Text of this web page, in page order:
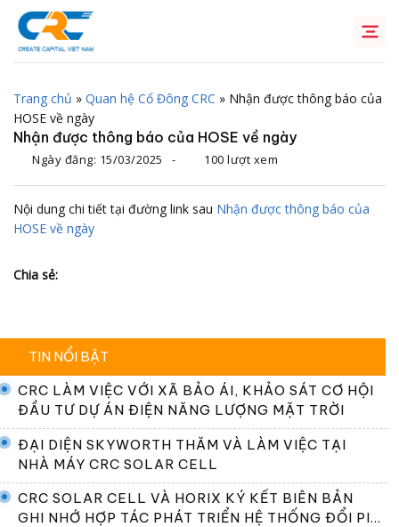
Chuyển
đến
dung
Trang chủ » Quan hệ Cổ Đông CRC » Nhận được thông báo của
HOSE về ngày
Nhận được thông báo của HOSE về ngày
Ngày đăng: 15/03/2025 - 100 lượt xem
Nội dung chi tiết tại đường link sau Nhận được thông báo của
HOSE về ngày
Chia sẻ:
TIN NỔI BẬT
CRC LÀM VIỆC VỚI XÃ BẢO ÁI, KHẢO SÁT CƠ HỘI
ĐẦU TƯ DỰ ÁN ĐIỆN NĂNG LƯỢNG MẶT TRỜI
ĐẠI DIỆN SKYWORTH THĂM VÀ LÀM VIỆC TẠI
NHÀ MÁY CRC SOLAR CELL
CRC SOLAR CELL VÀ HORIX KÝ KẾT BIÊN BẢN
GHI NHỚ HỢP TÁC PHÁT TRIỂN HỆ THỐNG ĐỔI PIN